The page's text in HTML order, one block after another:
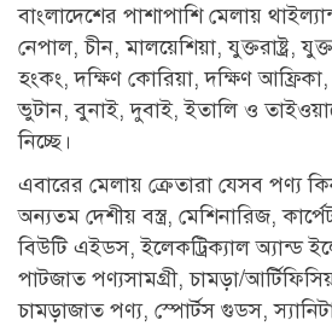
বাংলাদেশের পাশাপাশি মেলায়
নেপাল, চীন, মালয়েশিয়া, যুক্তরাষ্ট্র,
হংকং, দক্ষিণ কোরিয়া, দক্ষিণ আফ্রিকা,
ভুটান, বুনাই, দুবাই, ইতালি ও
নিচ্ছে।
এবারের মেলায় ক্রেতারা যেসব পণ্য
অন্যতম দেশীয় বস্ত্র, মেশিনারিজ,
বিউটি এইডস, ইলেকট্রিক্যাল অ্যান্ড
পাটজাত পণ্যসামগ্রী, চামড়া/
চামড়াজাত পণ্য, স্পোর্টস গুডস,